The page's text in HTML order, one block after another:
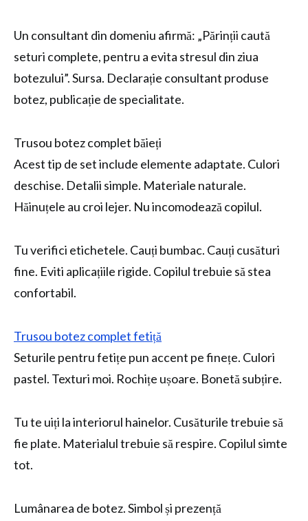
Un consultant din domeniu afirmă: „Părinții caută
seturi complete, pentru a evita stresul din ziua
botezului”. Sursa. Declarație consultant produse
botez, publicație de specialitate.
Trusou botez complet băieți
Acest tip de set include elemente adaptate. Culori
deschise. Detalii simple. Materiale naturale.
Hăinuțele au croi lejer. Nu incomodează copilul.
Tu verifici etichetele. Cauți bumbac. Cauți cusături
fine. Eviti aplicațiile rigide. Copilul trebuie să stea
confortabil.
Trusou botez complet fetiță
Seturile pentru fetițe pun accent pe finețe. Culori
pastel. Texturi moi. Rochițe ușoare. Bonetă subțire.
Tu te uiți la interiorul hainelor. Cusăturile trebuie să
fie plate. Materialul trebuie să respire. Copilul simte
tot.
Lumânarea de botez. Simbol și prezență